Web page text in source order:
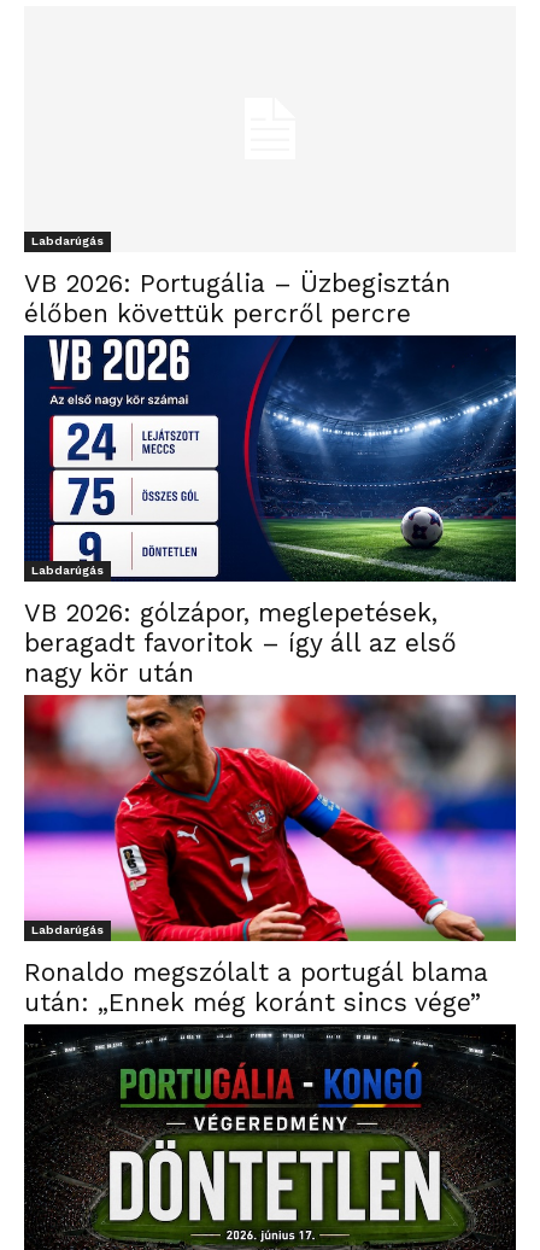
Labdarúgás
VB 2026: Portugália – Üzbegisztán
élőben követtük percről percre
Labdarúgás
VB 2026: gólzápor, meglepetések,
beragadt favoritok – így áll az első
nagy kör után
Labdarúgás
Ronaldo megszólalt a portugál blama
után: „Ennek még koránt sincs vége”